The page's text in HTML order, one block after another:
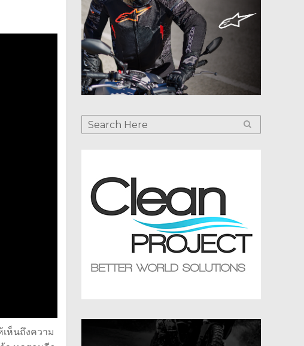
เห็นถึงความ